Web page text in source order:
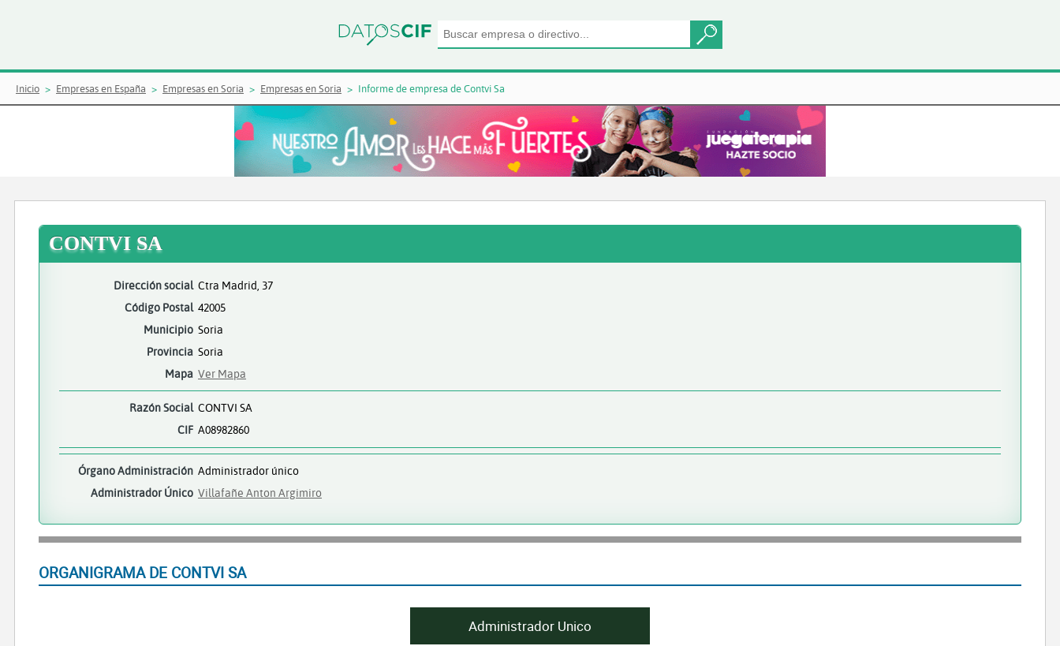
Inicio Empresas en España Empresas en Soria Empresas en Soria Informe de empresa de Contvi Sa
CONTVI SA
Dirección social Ctra Madrid, 37
Código Postal 42005
Municipio Soria
Provincia Soria
Mapa Ver Mapa
Razón Social CONTVI SA
CIF A08982860
Órgano Administración Administrador único
Administrador Único Villafañe Anton Argimiro
ORGANIGRAMA DE CONTVI SA
Administrador Unico